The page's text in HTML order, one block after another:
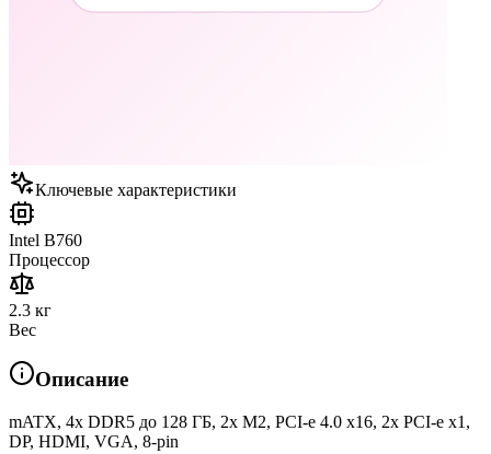
Ключевые характеристики
Intel B760
Процессор
2.3 кг
Вес
Описание
mATX, 4x DDR5 до 128 ГБ, 2x M2, PCI-e 4.0 x16, 2x PCI-e x1,
DP, HDMI, VGA, 8-pin